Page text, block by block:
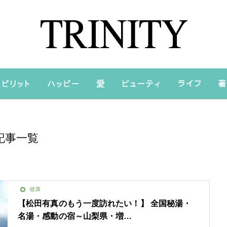
事一覧
健康
【松田有真のもう一度訪れたい！】 全国秘湯・
名湯・感動の宿～山梨県・増…